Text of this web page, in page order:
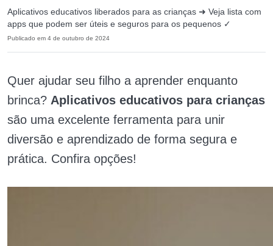
Aplicativos educativos liberados para as crianças ➜ Veja lista com
apps que podem ser úteis e seguros para os pequenos ✓
Publicado em 4 de outubro de 2024
Quer ajudar seu filho a aprender enquanto
brinca? Aplicativos educativos para crianças
são uma excelente ferramenta para unir
diversão e aprendizado de forma segura e
prática. Confira opções!